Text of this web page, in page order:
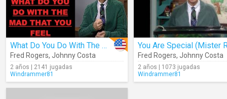
What Do You Do With The Mad That You Feel
Fred Rogers, Johnny Costa
2 años | 2141 jugadas
Windrammer81
Fred Rogers, Johnny Costa
2 años | 1073 jugadas
Windrammer81